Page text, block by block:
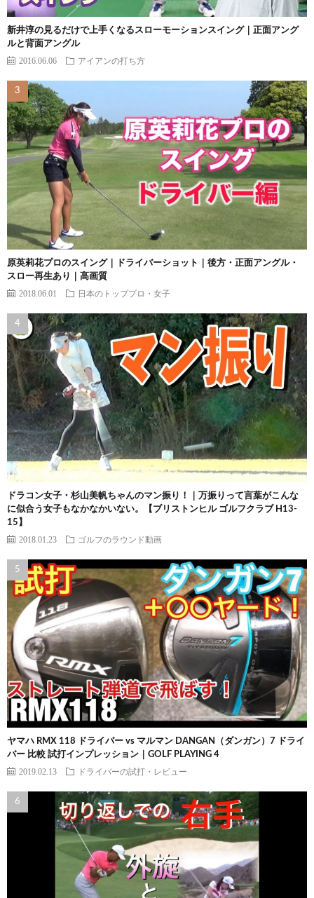
新井淳の見るだけで上手くなるスローモーションスイング｜正面アング
ルと背面アングル
2016.06.06 アイアンの打ち方
原英莉花プロのスイング｜ドライバーショット｜後方・正面アングル・
スロー再生あり｜高画質
2018.06.01 日本のトッププロ・女子
ドラコン女子・杉山美帆ちゃんのマン振り！｜万振りって言葉がこんな
に似合う女子もなかなかいない。【ブリストンヒル ゴルフクラブ H13-
15】
2018.01.23 ゴルフのラウンド動画
ヤマハ RMX 118 ドライバー vs マルマン DANGAN（ダンガン）7 ドライ
バー 比較 試打インプレッション｜GOLF PLAYING 4
2019.02.13 ドライバーの試打・レビュー